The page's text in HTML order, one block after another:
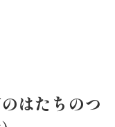
はたちのつ